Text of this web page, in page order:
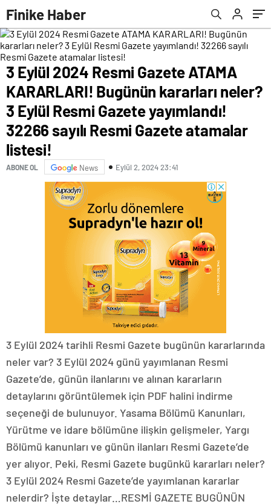
Finike Haber
Resmi Gazete atamalar listesi!
3 Eylül 2024 Resmi Gazete ATAMA
KARARLARI! Bugünün kararları neler?
3 Eylül Resmi Gazete yayımlandı!
32266 sayılı Resmi Gazete atamalar
listesi!
ABONE OL News Eylül 2, 2024 23:41
3 Eylül 2024 tarihli Resmi Gazete bugünün kararlarında
neler var? 3 Eylül 2024 günü yayımlanan Resmi
Gazete’de, günün ilanlarını ve alınan kararların
detaylarını görüntülemek için PDF halini indirme
seçeneği de bulunuyor. Yasama Bölümü Kanunları,
Yürütme ve idare bölümüne ilişkin gelişmeler, Yargı
Bölümü kanunları ve günün ilanları Resmi Gazete’de
yer alıyor. Peki, Resmi Gazete bugünkü kararları neler?
3 Eylül 2024 Resmi Gazete’de yayımlanan kararlar
nelerdir? İşte detaylar…RESMİ GAZETE BUGÜNÜN